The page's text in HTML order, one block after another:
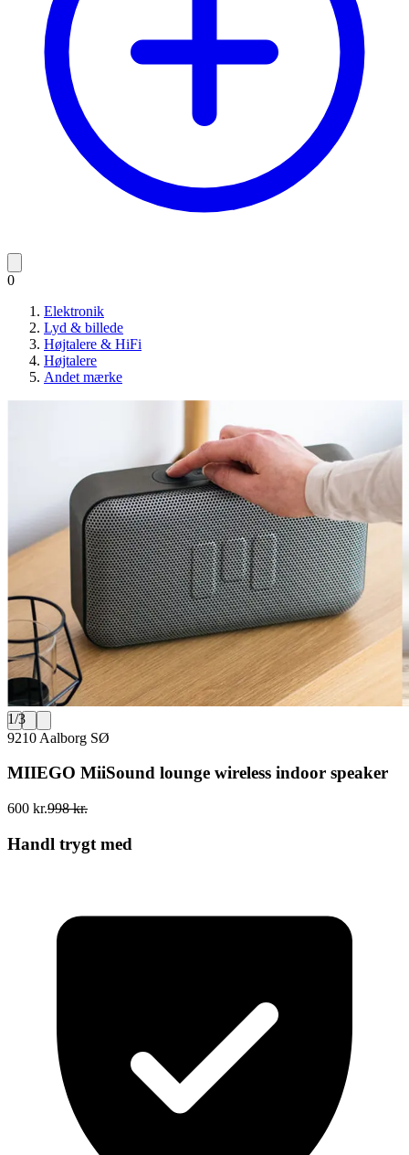
0
Elektronik
Lyd & billede
Højtalere & HiFi
Højtalere
Andet mærke
1/3
9210 Aalborg SØ
MIIEGO MiiSound lounge wireless indoor speaker
600 kr.998 kr.
Handl trygt med